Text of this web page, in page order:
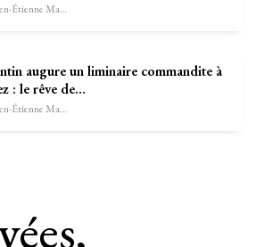
Sébastien-Étienne Marechal
augure un liminaire commandite à
: le rêve de…
Sébastien-Étienne Marechal